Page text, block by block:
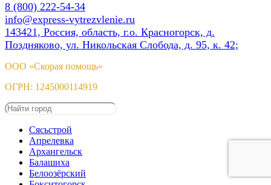
8 (800) 222-54-34
info@express-vytrezvlenie.ru
143421, Россия, область, г.о. Красногорск, д.
Поздняково, ул. Никольская Слобода, д. 95, к. 42;
ООО «Скорая помощь»
ОГРН: 1245000114919
Сясьстрой
Апрелевка
Архангельск
Балашиха
Белоозёрский